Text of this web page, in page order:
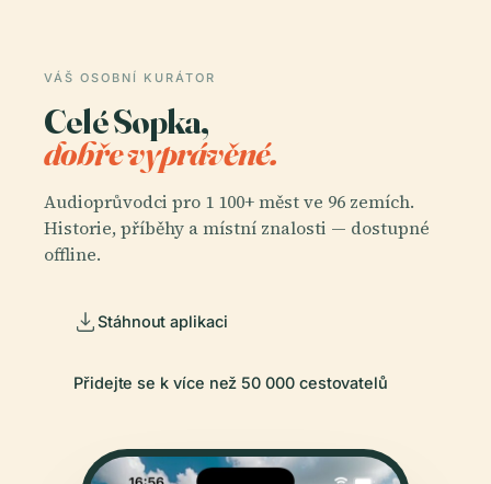
VÁŠ OSOBNÍ KURÁTOR
Celé Sopka,
dobře vyprávěné.
Audioprůvodci pro 1 100+ měst ve 96 zemích.
Historie, příběhy a místní znalosti — dostupné
offline.
Stáhnout aplikaci
Přidejte se k více než 50 000 cestovatelů